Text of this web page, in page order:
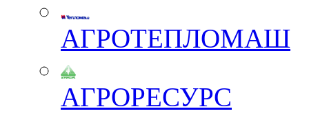
АГРОТЕПЛОМАШ
АГРОРЕСУРС